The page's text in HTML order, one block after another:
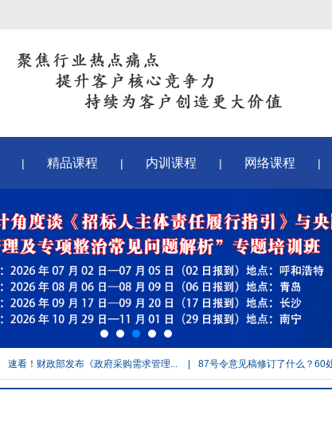
| 精品课程 | 内训课程 | 网络课程 |
财政部发布《政府采购需求管理... | 87号令意见稿修订了什么？60处重大